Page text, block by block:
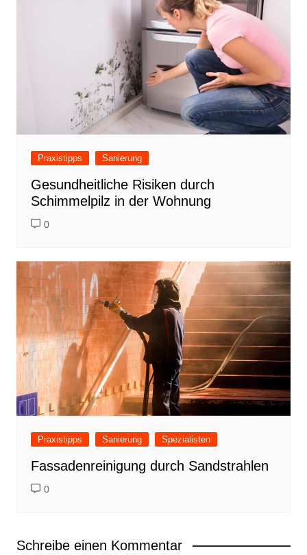
Praxistipps Sanierung
Gesundheitliche Risiken durch
Schimmelpilz in der Wohnung
0
Praxistipps Sanierung Spezialisten
Fassadenreinigung durch Sandstrahlen
0
Schreibe einen Kommentar